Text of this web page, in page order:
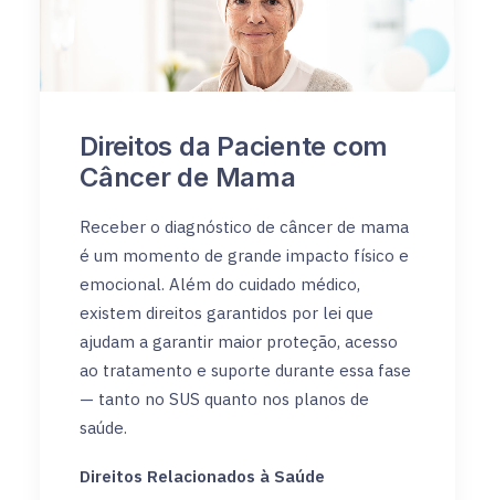
Direitos da Paciente com
Câncer de Mama
Receber o diagnóstico de câncer de mama
é um momento de grande impacto físico e
emocional. Além do cuidado médico,
existem direitos garantidos por lei que
ajudam a garantir maior proteção, acesso
ao tratamento e suporte durante essa fase
— tanto no SUS quanto nos planos de
saúde.
Direitos Relacionados à Saúde